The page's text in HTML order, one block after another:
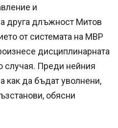
и
друга длъжност Митов
от системата на МВР
дисциплинарната
случая. Преди нейния
как да бъдат уволнени,
обясни